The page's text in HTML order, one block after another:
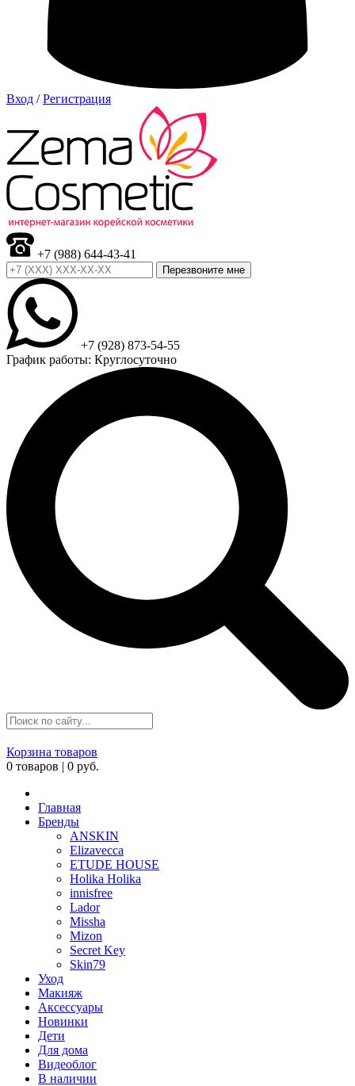
Вход /Регистрация
+7 (988) 644-43-41
Перезвоните мне
+7 (928) 873-54-55
График работы: Круглосуточно
Корзина товаров
0 товаров | 0 руб.
Главная
Бренды
ANSKIN
Elizavecca
ETUDE HOUSE
Holika Holika
innisfree
Lador
Missha
Mizon
Secret Key
Skin79
Уход
Макияж
Аксессуары
Новинки
Дети
Для дома
Видеоблог
В наличии